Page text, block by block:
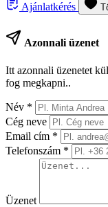
Ajánlatkérés
Azonnali üzenet
Itt azonnali üzenetet
fog megkapni..
Név *
Cég neve
Email cím *
Telefonszám *
Üzenet